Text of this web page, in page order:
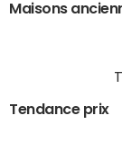
Maisons
Tendance prix